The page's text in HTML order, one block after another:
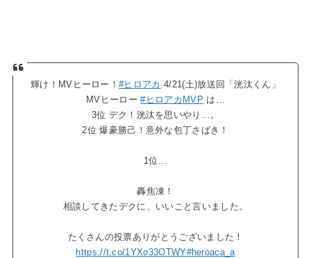
輝け！MVヒーロー！#ヒロアカ 4/21(土)放送回「洸汰くん」
MVヒーロー#ヒロアカMVP は…
3位 デク！洸汰を思いやり…。
2位 爆豪勝己！意外な包丁さばき！
1位…
轟焦凍！
相談してきたデクに、いいこと言いました。
たくさんの投票ありがとうございました！
https://t.co/1YXo33OTWY#heroaca_a